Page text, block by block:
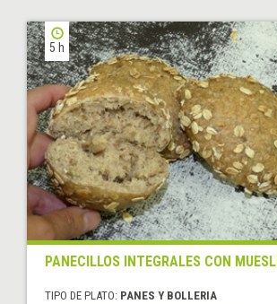
5 h
PANECILLOS INTEGRALES CON MUESLI
TIPO DE PLATO: PANES Y BOLLERIA